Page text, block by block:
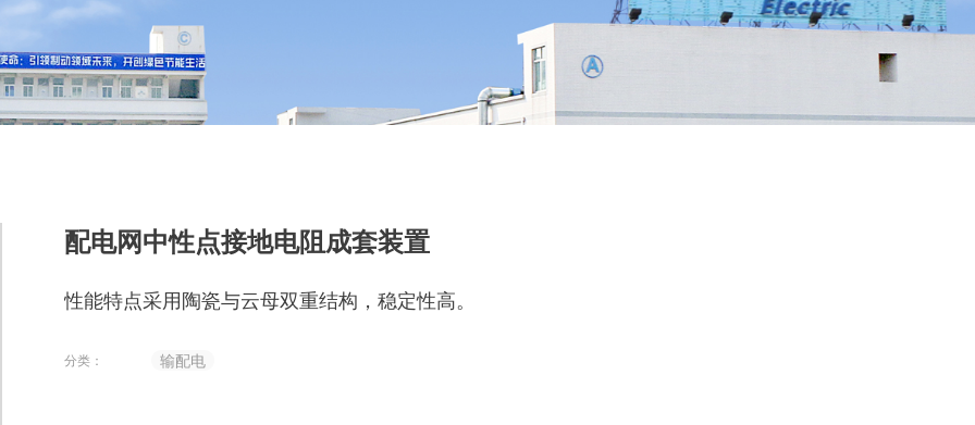
配电网中性点接地电阻成套装置
性能特点采用陶瓷与云母双重结构，稳定性高。
分类： 输配电